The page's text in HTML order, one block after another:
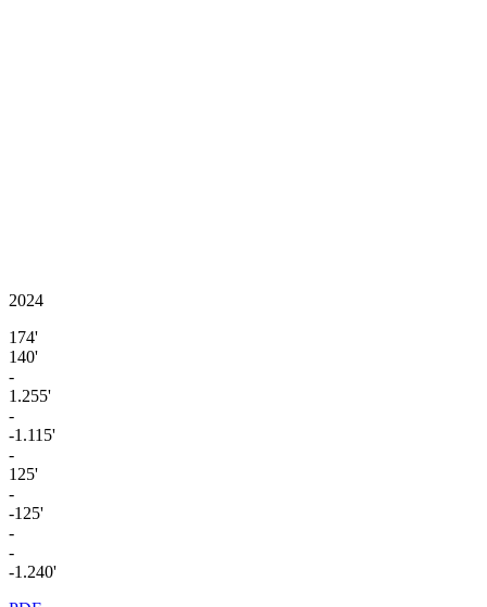
2024
174'
140'
-
1.255'
-
-1.115'
-
125'
-
-125'
-
-
-1.240'